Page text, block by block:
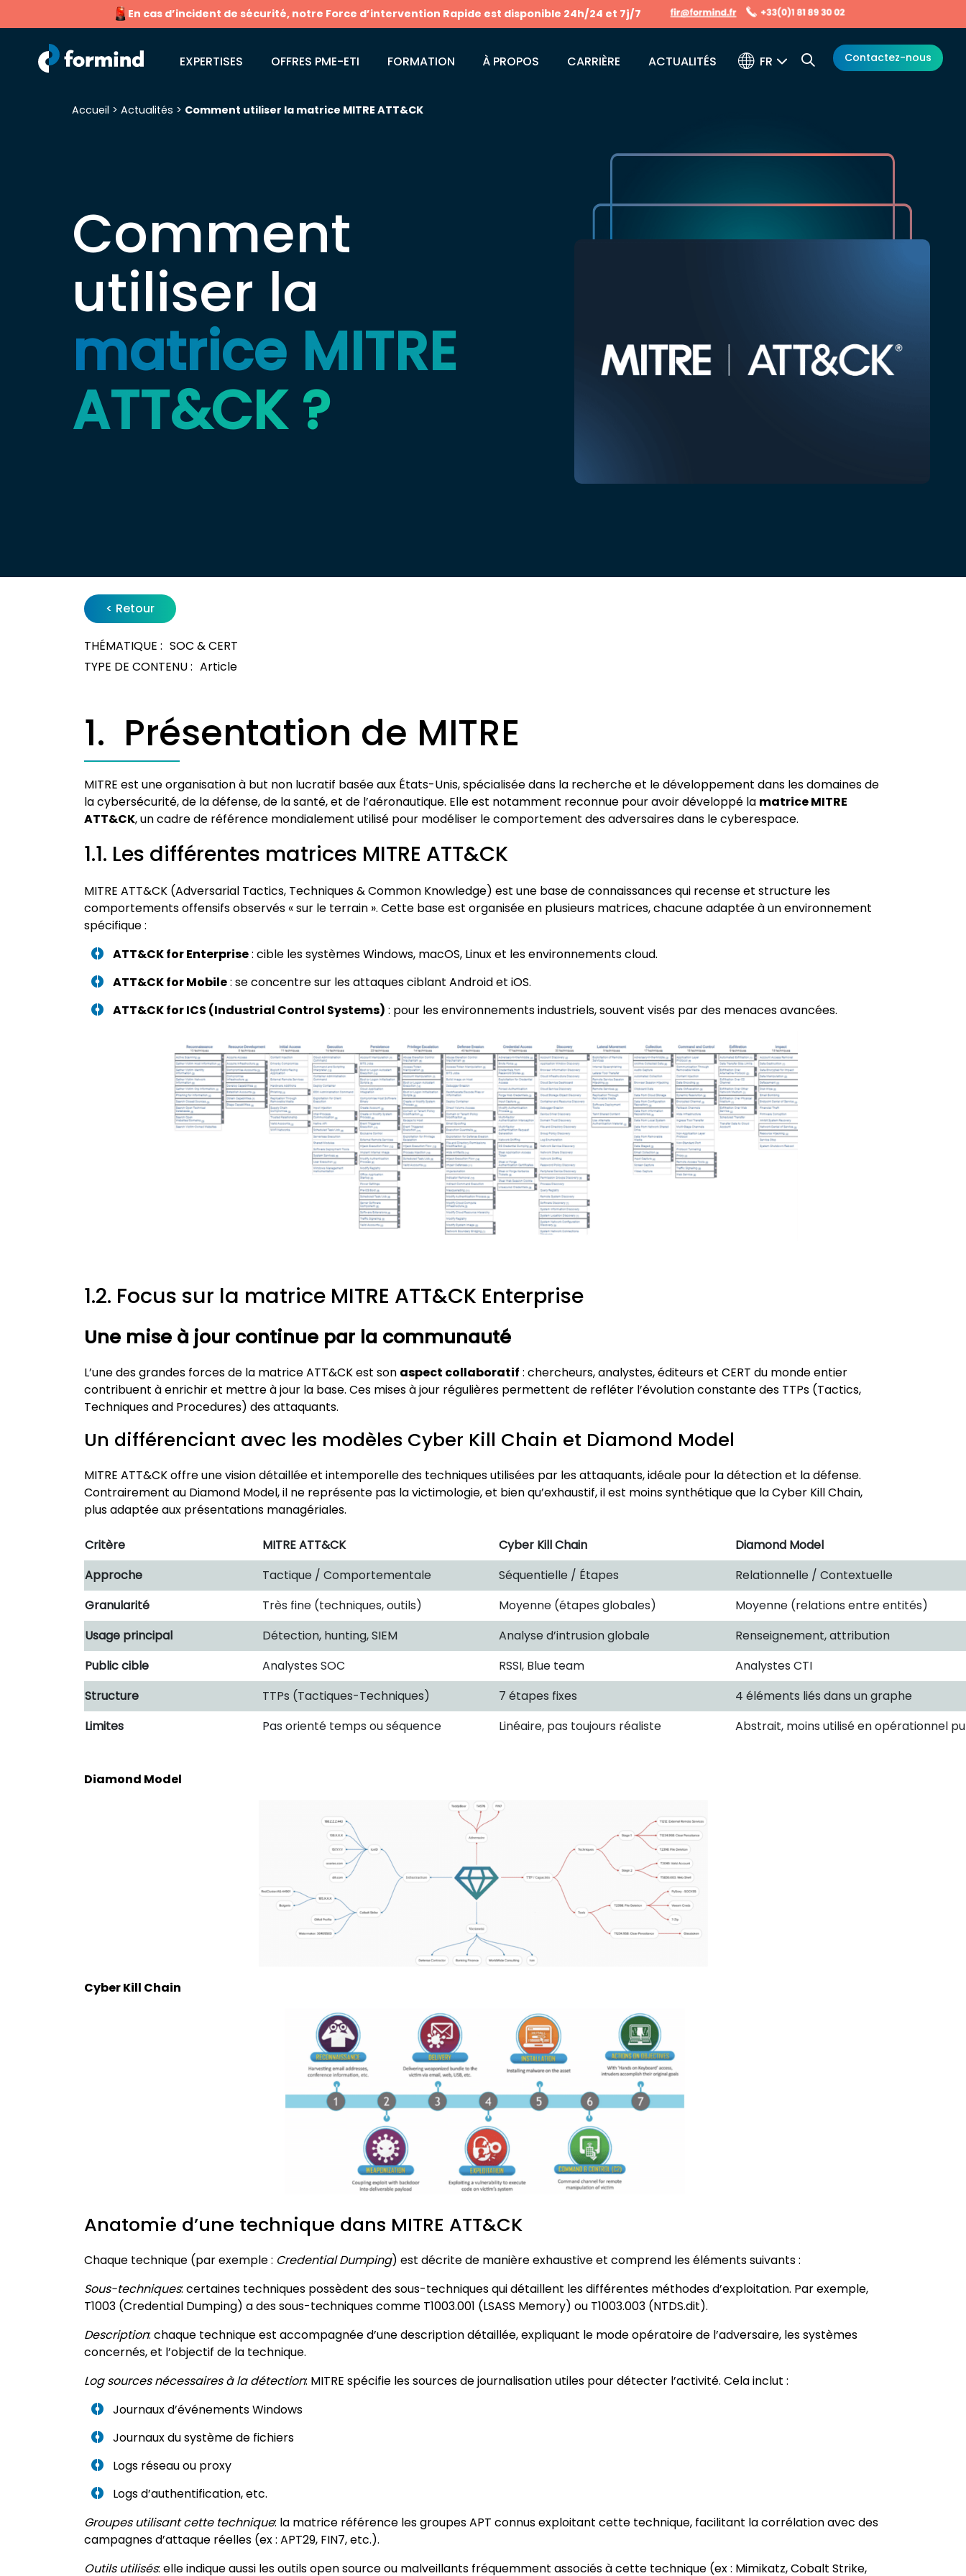
En cas d’incident de sécurité, notre Force d’intervention Rapide est disponible 24h/24 et 7j/7
EXPERTISES OFFRES PME-ETI FORMATION À PROPOS CARRIÈRE ACTUALITÉS FR Contactez-nous
Accueil > Actualités > Comment utiliser la matrice MITRE ATT&CK
Comment
utiliser la
matrice MITRE
ATT&CK ?
< Retour
THÉMATIQUE : SOC & CERT
TYPE DE CONTENU : Article
1. Présentation de MITRE
MITRE est une organisation à but non lucratif basée aux États-Unis, spécialisée dans la recherche et le développement dans les domaines de
la cybersécurité, de la défense, de la santé, et de l’aéronautique. Elle est notamment reconnue pour avoir développé la matrice MITRE
ATT&CK, un cadre de référence mondialement utilisé pour modéliser le comportement des adversaires dans le cyberespace.
1.1. Les différentes matrices MITRE ATT&CK
MITRE ATT&CK (Adversarial Tactics, Techniques & Common Knowledge) est une base de connaissances qui recense et structure les
comportements offensifs observés « sur le terrain ». Cette base est organisée en plusieurs matrices, chacune adaptée à un environnement
spécifique :
ATT&CK for Enterprise: cible les systèmes Windows, macOS, Linux et les environnements cloud.
ATT&CK for Mobile: se concentre sur les attaques ciblant Android et iOS.
ATT&CK for ICS (Industrial Control Systems) : pour les environnements industriels, souvent visés par des menaces avancées.
1.2. Focus sur la matrice MITRE ATT&CK Enterprise
Une mise à jour continue par la communauté
L’une des grandes forces de la matrice ATT&CK est son aspect collaboratif : chercheurs, analystes, éditeurs et CERT du monde entier
contribuent à enrichir et mettre à jour la base. Ces mises à jour régulières permettent de refléter l’évolution constante des TTPs (Tactics,
Techniques and Procedures) des attaquants.
Un différenciant avec les modèles Cyber Kill Chain et Diamond Model
MITRE ATT&CK offre une vision détaillée et intemporelle des techniques utilisées par les attaquants, idéale pour la détection et la défense.
Contrairement au Diamond Model, il ne représente pas la victimologie, et bien qu’exhaustif, il est moins synthétique que la Cyber Kill Chain,
plus adaptée aux présentations managériales.
Critère MITRE ATT&CK Cyber Kill Chain
Diamond Model
Approche
Tactique / Comportementale Séquentielle / Étapes
Relationnelle / Contextuelle
Granularité
Très fine (techniques, outils) Moyenne (étapes globales)
Moyenne (relations entre entités)
Usage principal
Détection, hunting, SIEM Analyse d’intrusion globale
Renseignement, attribution
Public cible
Analystes SOC RSSI, Blue team
Analystes CTI
Structure
TTPs (Tactiques-Techniques) 7 étapes fixes
4 éléments liés dans un graphe
Limites
Pas orienté temps ou séquence Linéaire, pas toujours réaliste Abstrait, moins utilisé en opérationnel
Diamond Model
Cyber Kill Chain
Anatomie d’une technique dans MITRE ATT&CK
Chaque technique (par exemple : Credential Dumping) est décrite de manière exhaustive et comprend les éléments suivants :
Sous-techniques: certaines techniques possèdent des sous-techniques qui détaillent les différentes méthodes d’exploitation. Par exemple,
T1003 (Credential Dumping) a des sous-techniques comme T1003.001 (LSASS Memory) ou T1003.003 (NTDS.dit).
Description: chaque technique est accompagnée d’une description détaillée, expliquant le mode opératoire de l’adversaire, les systèmes
concernés, et l’objectif de la technique.
Log sources nécessaires à la détection: MITRE spécifie les sources de journalisation utiles pour détecter l’activité. Cela inclut :
Journaux d’événements Windows
Journaux du système de fichiers
Logs réseau ou proxy
Logs d’authentification, etc.
Groupes utilisant cette technique: la matrice référence les groupes APT connus exploitant cette technique, facilitant la corrélation avec des
campagnes d’attaque réelles (ex : APT29, FIN7, etc.).
Outils utilisés: elle indique aussi les outils open source ou malveillants fréquemment associés à cette technique (ex : Mimikatz, Cobalt Strike,